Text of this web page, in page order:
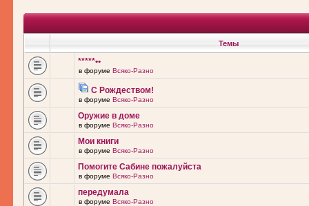
Темы
*****••
в форуме Всяко-Разно
С Рождеством!
в форуме Всяко-Разно
Оружие в доме
в форуме Всяко-Разно
Мои книги
в форуме Всяко-Разно
Помогите Сабине пожалуйста
в форуме Всяко-Разно
передумала
в форуме Всяко-Разно